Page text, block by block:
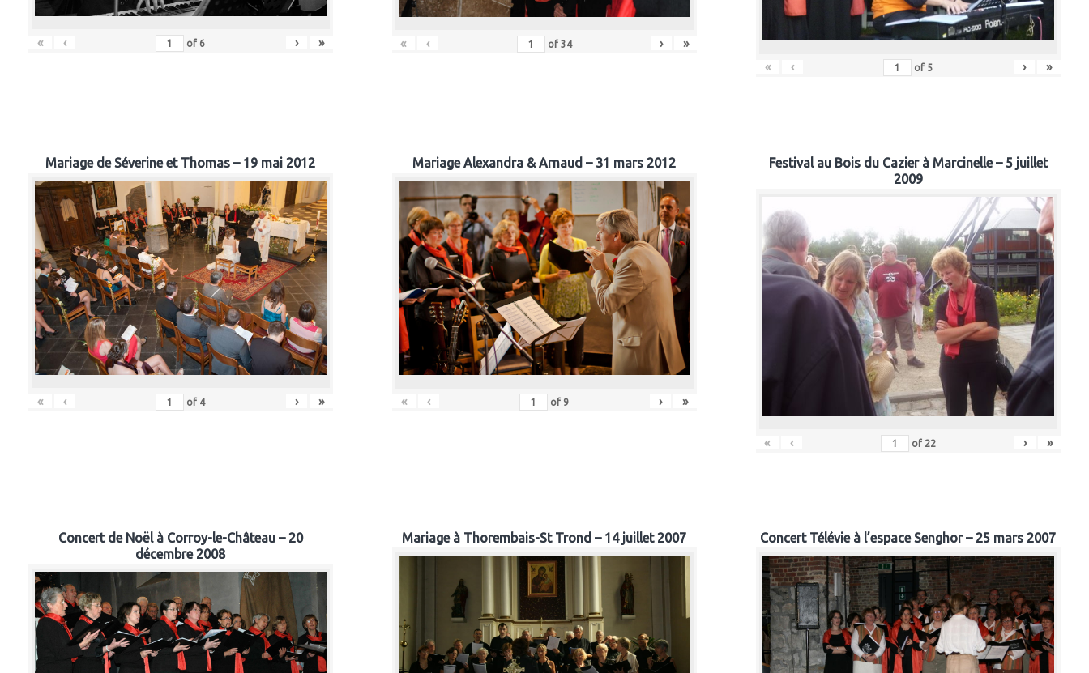
« ‹ of 6 › » « ‹ of 34 › »
« ‹ of 5 › »
Mariage de Séverine et Thomas – 19 mai 2012
« ‹ of 4 › »
Mariage Alexandra & Arnaud – 31 mars 2012
« ‹ of 9 › »
Festival au Bois du Cazier à Marcinelle – 5 juillet
2009
« ‹ of 22 › »
Concert de Noël à Corroy-le-Château – 20
décembre 2008
Mariage à Thorembais-St Trond – 14 juillet 2007 Concert Télévie à l’espace Senghor – 25 mars 2007